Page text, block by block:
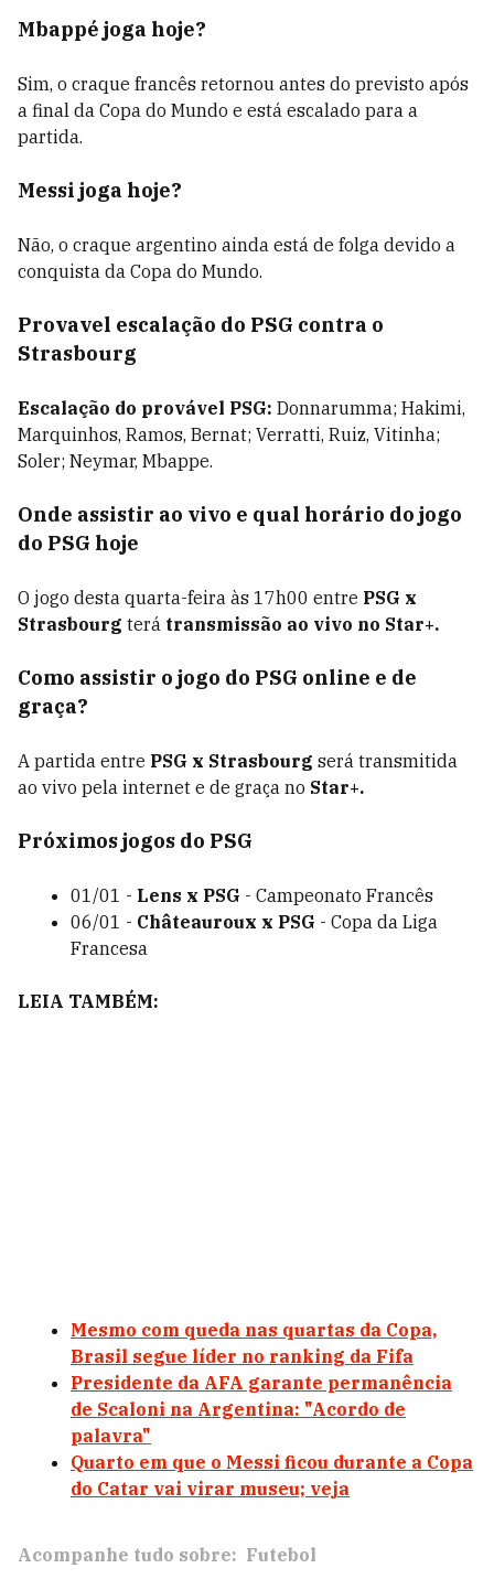
Mbappé joga hoje?
Sim, o craque francês retornou antes do previsto após
a final da Copa do Mundo e está escalado para a
partida.
Messi joga hoje?
Não, o craque argentino ainda está de folga devido a
conquista da Copa do Mundo.
Provavel escalação do PSG contra o
Strasbourg
Escalação do provável PSG: Donnarumma; Hakimi,
Marquinhos, Ramos, Bernat; Verratti, Ruiz, Vitinha;
Soler; Neymar, Mbappe.
Onde assistir ao vivo e qual horário do jogo
do PSG hoje
O jogo desta quarta-feira às 17h00 entre PSG x
Strasbourg terá transmissão ao vivo no Star+.
Como assistir o jogo do PSG online e de
graça?
A partida entre PSG x Strasbourg será transmitida
ao vivo pela internet e de graça no Star+.
Próximos jogos do PSG
01/01 - Lens x PSG - Campeonato Francês
06/01 - Châteauroux x PSG - Copa da Liga
Francesa
LEIA TAMBÉM:
Mesmo com queda nas quartas da Copa,
Brasil segue líder no ranking da Fifa
Presidente da AFA garante permanência
de Scaloni na Argentina: "Acordo de
palavra"
Quarto em que o Messi ficou durante a Copa
do Catar vai virar museu; veja
Acompanhe tudo sobre: Futebol